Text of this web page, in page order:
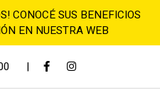
CONOCÉ SUS BENEFICIOS
EN NUESTRA WEB